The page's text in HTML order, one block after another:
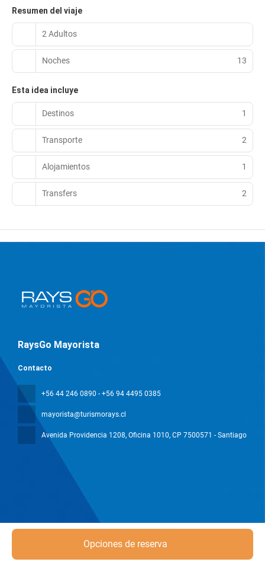
Opciones de reserva
Resumen del viaje
2 Adultos
Noches 13
Esta idea incluye
Destinos 1
Transporte 2
Alojamientos 1
Transfers 2
RaysGo Mayorista
Contacto
+56 44 246 0890 - +56 94 4495 0385
mayorista@turismorays.cl
Avenida Providencia 1208, Oficina 1010, CP 7500571 - Santiago